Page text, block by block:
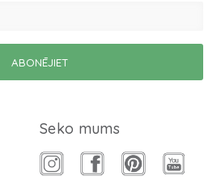
Seko mums